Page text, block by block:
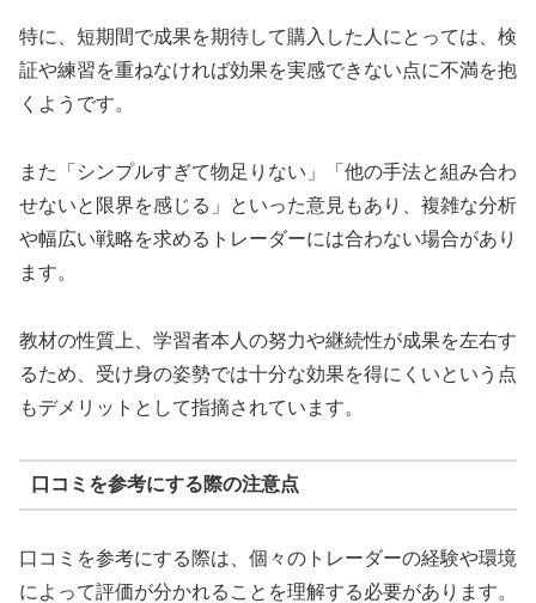
特に、短期間で成果を期待して購入した人にとっては、検
証や練習を重ねなければ効果を実感できない点に不満を抱
くようです。
また「シンプルすぎて物足りない」「他の手法と組み合わ
せないと限界を感じる」といった意見もあり、複雑な分析
や幅広い戦略を求めるトレーダーには合わない場合があり
ます。
教材の性質上、学習者本人の努力や継続性が成果を左右す
るため、受け身の姿勢では十分な効果を得にくいという点
もデメリットとして指摘されています。
口コミを参考にする際の注意点
口コミを参考にする際は、個々のトレーダーの経験や環境
によって評価が分かれることを理解する必要があります。